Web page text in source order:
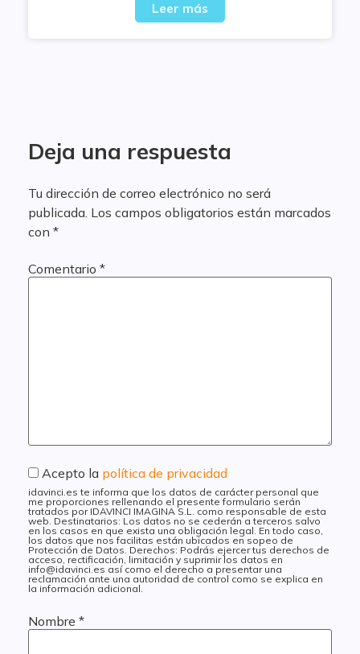
Leer más
Deja una respuesta
Tu dirección de correo electrónico no será
publicada. Los campos obligatorios están marcados
con *
Comentario *
Acepto la política de privacidad
idavinci.es te informa que los datos de carácter personal que
me proporciones rellenando el presente formulario serán
tratados por IDAVINCI IMAGINA S.L. como responsable de esta
web. Destinatarios: Los datos no se cederán a terceros salvo
en los casos en que exista una obligación legal. En todo caso,
los datos que nos facilitas están ubicados en sopeo de
Protección de Datos. Derechos: Podrás ejercer tus derechos de
acceso, rectificación, limitación y suprimir los datos en
info@idavinci.es así como el derecho a presentar una
reclamación ante una autoridad de control como se explica en
la información adicional.
Nombre *